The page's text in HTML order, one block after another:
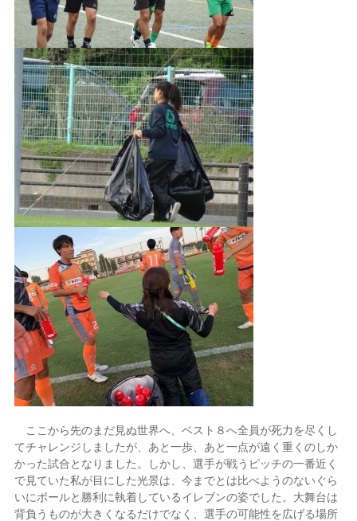
ここから先のまだ見ぬ世界へ、ベスト８へ全員が死力を尽くし
てチャレンジしましたが、あと一歩、あと一点が遠く重くのしか
かった試合となりました。しかし、選手が戦うピッチの一番近く
で見ていた私が目にした光景は、今までとは比べようのないぐら
いにボールと勝利に執着しているイレブンの姿でした。大舞台は
背負うものが大きくなるだけでなく、選手の可能性を広げる場所